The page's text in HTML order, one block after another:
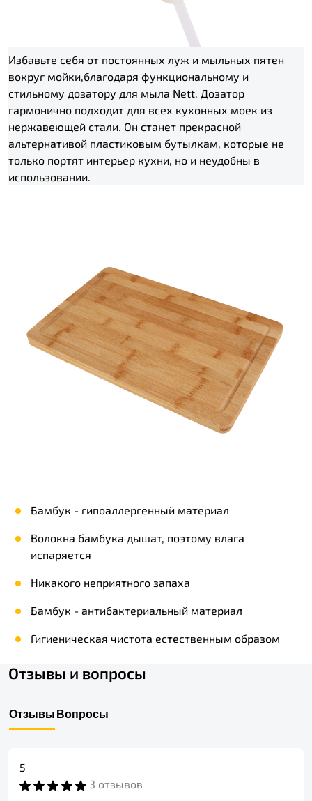
Избавьте себя от постоянных луж и мыльных пятен
вокруг мойки,благодаря функциональному и
стильному дозатору для мыла Nett. Дозатор
гармонично подходит для всех кухонных моек из
нержавеющей стали. Он станет прекрасной
альтернативой пластиковым бутылкам, которые не
только портят интерьер кухни, но и неудобны в
использовании.
Бамбук - гипоаллергенный материал
Волокна бамбука дышат, поэтому влага
испаряется
Никакого неприятного запаха
Бамбук - антибактериальный материал
Гигиеническая чистота естественным образом
Отзывы и вопросы
Отзывы Вопросы
5
3 отзывов